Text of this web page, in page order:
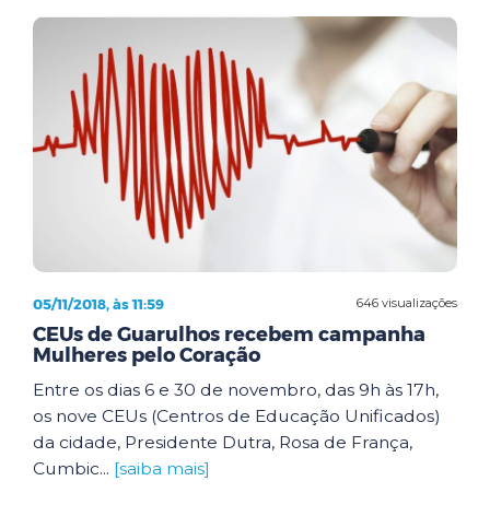
646 visualizações
05/11/2018, às 11:59
CEUs de Guarulhos recebem campanha
Mulheres pelo Coração
Entre os dias 6 e 30 de novembro, das 9h às 17h,
os nove CEUs (Centros de Educação Unificados)
da cidade, Presidente Dutra, Rosa de França,
Cumbic... [saiba mais]